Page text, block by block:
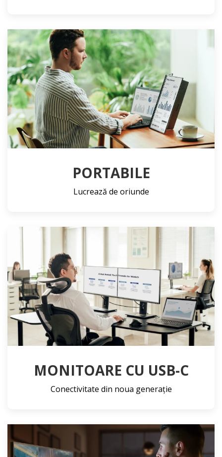
PORTABILE
Lucrează de oriunde
MONITOARE CU USB-C
Conectivitate din noua generație